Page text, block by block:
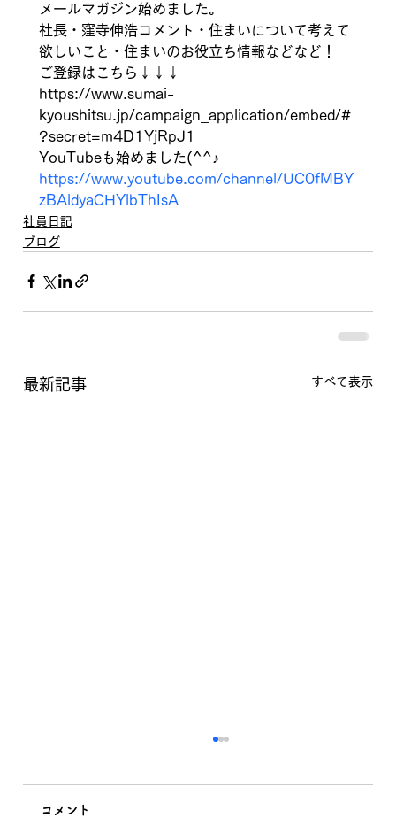
メールマガジン始めました。
社長・窪寺伸浩コメント・住まいについて考えて
欲しいこと・住まいのお役立ち情報などなど！
ご登録はこちら↓↓↓
https://www.sumai-
kyoushitsu.jp/campaign_application/embed/#
?secret=m4D1YjRpJ1
YouTubeも始めました(^^♪
https://www.youtube.com/channel/UC0fMBY
zBAldyaCHYlbThIsA
社員日記
ブログ
最新記事 すべて表示
コメント